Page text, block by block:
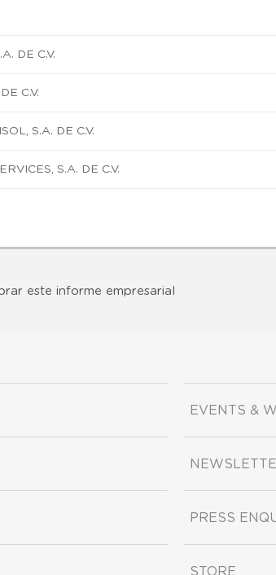
DE C.V.
C.V.
S.A. DE C.V.
S.A. DE C.V.
este informe empresarial
EVENTS &
PRESS
STORE